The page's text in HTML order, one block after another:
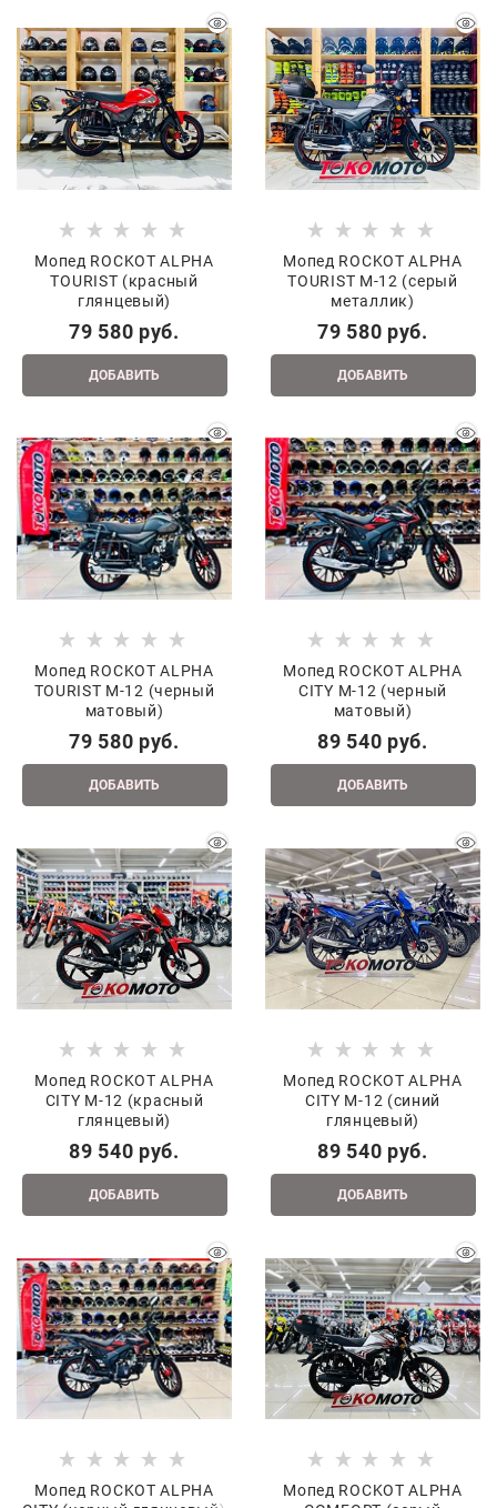
Мопед ROCKOT ALPHA
TOURIST (красный
глянцевый)
79 580 руб.
ДОБАВИТЬ
Мопед ROCKOT ALPHA
TOURIST M-12 (серый
металлик)
79 580 руб.
ДОБАВИТЬ
Мопед ROCKOT ALPHA
TOURIST M-12 (черный
матовый)
79 580 руб.
ДОБАВИТЬ
Мопед ROCKOT ALPHA
CITY M-12 (черный
матовый)
89 540 руб.
ДОБАВИТЬ
Мопед ROCKOT ALPHA
CITY M-12 (красный
глянцевый)
89 540 руб.
ДОБАВИТЬ
Мопед ROCKOT ALPHA
CITY M-12 (синий
глянцевый)
89 540 руб.
ДОБАВИТЬ
Мопед ROCKOT ALPHA
Мопед ROCKOT ALPHA